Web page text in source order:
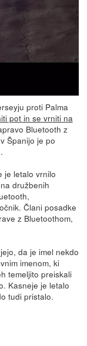
proti Palma
pot in se vrniti na
Bluetooth z
Španijo je po
je letalo vrnilo
družbenih
Člani posadke
z Bluetoothom,
da je imel nekdo
imenom, ki
temeljito preiskali
Kasneje je letalo
tudi pristalo.